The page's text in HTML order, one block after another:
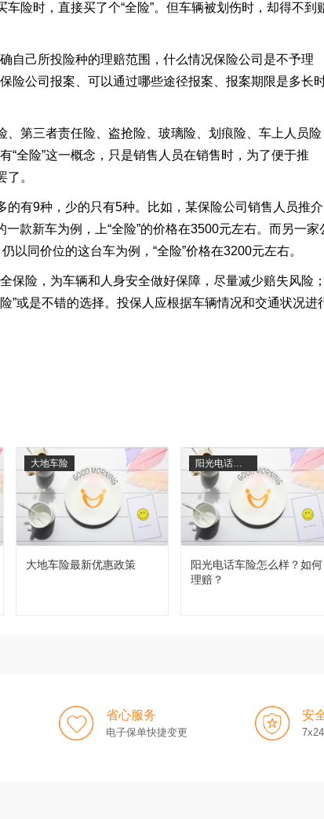
车险时，直接买了个“全险”。但车辆被划伤时，却得不到
自己所投险种的理赔范围，什么情况保险公司是不予理
险公司报案、可以通过哪些途径报案、报案期限是多长
、第三者责任险、盗抢险、玻璃险、划痕险、车上人员险
“全险”这一概念，只是销售人员在销售时，为了便于推
了。
的有9种，少的只有5种。比如，某保险公司销售人员推介
一款新车为例，上“全险”的价格在3500元左右。而另一家
以同价位的这台车为例， “全险”价格在3200元左右。
险，为车辆和人身安全做好保障，尽量减少赔失风险；
”或是不错的选择。投保人应根据车辆情况和交通状况进
大地车险最新优惠政策
大地车险
阳光电话车险怎么样？如何
理赔？
阳光电话车险
省心服务
电子保单快捷变更
安